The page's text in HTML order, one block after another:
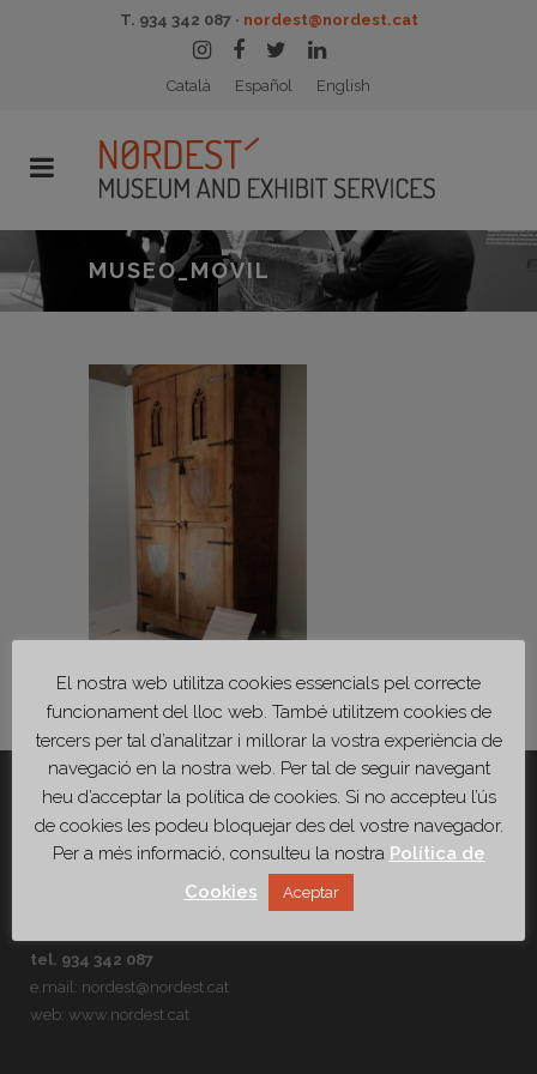
T. 934 342 087 · nordest@nordest.cat
Català Español English
MUSEO_MOVIL
NORDEST
tel. 934 342 087
e.mail: nordest@nordest.cat
web: www.nordest.cat
El nostra web utilitza cookies essencials pel correcte
funcionament del lloc web. També utilitzem cookies de
tercers per tal d’analitzar i millorar la vostra experiència de
navegació en la nostra web. Per tal de seguir navegant
heu d’acceptar la política de cookies. Si no accepteu l’ús
de cookies les podeu bloquejar des del vostre navegador.
Per a més informació, consulteu la nostra Política de
Cookies
Aceptar